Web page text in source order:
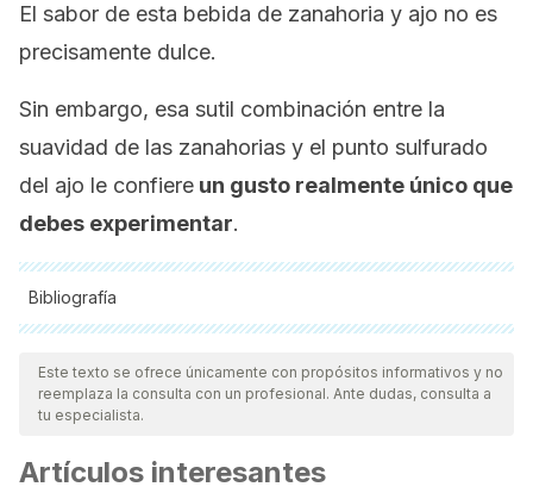
El sabor de esta bebida de zanahoria y ajo no es
precisamente dulce.
Sin embargo, esa sutil combinación entre la
suavidad de las zanahorias y el punto sulfurado
del ajo le confiere un gusto realmente único que
debes experimentar.
Bibliografía
Todas las fuentes citadas fueron revisadas a profundidad por
nuestro equipo, para asegurar su calidad, confiabilidad,
vigencia y validez.La bibliografía de este artículo fue
científica.
Este texto se ofrece únicamente con propósitos informativos y no
reemplaza la consulta con un profesional. Ante dudas, consulta a
tu especialista.
Artículos interesantes